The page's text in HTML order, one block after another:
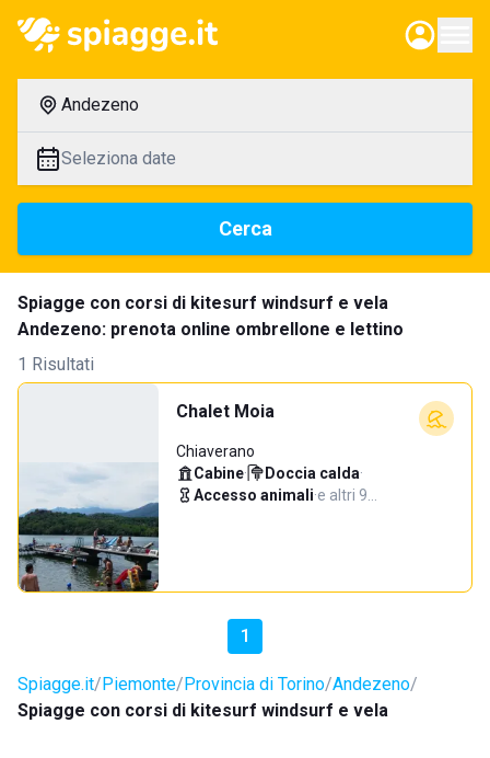
Andezeno
Seleziona date
Cerca
Spiagge con corsi di kitesurf windsurf e vela
Andezeno: prenota online ombrellone e lettino
1 Risultati
Chalet Moia
Chiaverano
Cabine· Doccia calda·
Accesso animali·e altri 9…
1
Spiagge.it Piemonte Provincia di Torino Andezeno
Spiagge con corsi di kitesurf windsurf e vela